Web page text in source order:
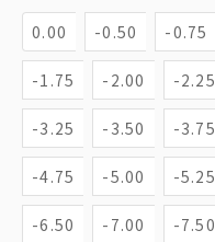
0.00 -0.50 -0.75
-1.75 -2.00 -2.25
-3.25 -3.50 -3.75
-4.75 -5.00 -5.25
-6.50 -7.00 -7.50